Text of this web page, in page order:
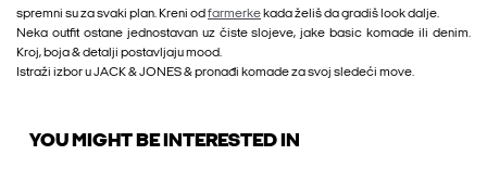
spremni su za svaki plan. Kreni od farmerke kada želiš da gradiš look dalje.
Neka outfit ostane jednostavan uz čiste slojeve, jake basic komade ili denim.
Kroj, boja & detalji postavljaju mood.
Istraži izbor u JACK & JONES & pronađi komade za svoj sledeći move.
YOU MIGHT BE INTERESTED IN